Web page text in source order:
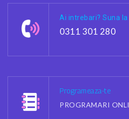
Ai intrebari? Suna la
0311 301 280
Programeaza-te
PROGRAMARI